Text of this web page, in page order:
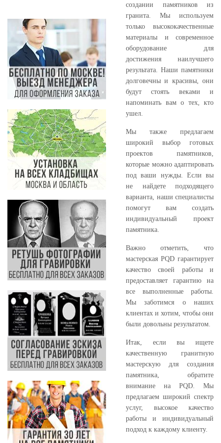
создании памятников из
гранита. Мы используем
только высококачественные
материалы и современное
оборудование для
достижения наилучшего
результата. Наши памятники
долговечны и красивы, они
будут стоять веками и
напоминать вам о тех, кто
ушел.
Мы также предлагаем
широкий выбор готовых
проектов памятников,
которые можно адаптировать
под ваши нужды. Если вы
не найдете подходящего
варианта, наши специалисты
помогут вам создать
индивидуальный проект
памятника.
Важно отметить, что
мастерская PQD гарантирует
качество своей работы и
предоставляет гарантию на
все выполненные работы.
Мы заботимся о наших
клиентах и хотим, чтобы они
были довольны результатом.
Итак, если вы ищете
качественную гранитную
мастерскую для создания
памятника, обратите
внимание на PQD. Мы
предлагаем широкий спектр
услуг, высокое качество
работы и индивидуальный
подход к каждому клиенту.